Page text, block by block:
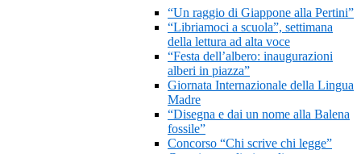
“Un raggio di Giappone alla Pertini”
“Libriamoci a scuola”, settimana
della lettura ad alta voce
“Festa dell’albero: inaugurazioni
alberi in piazza”
Giornata Internazionale della Lingua
Madre
“Disegna e dai un nome alla Balena
fossile”
Concorso “Chi scrive chi legge”